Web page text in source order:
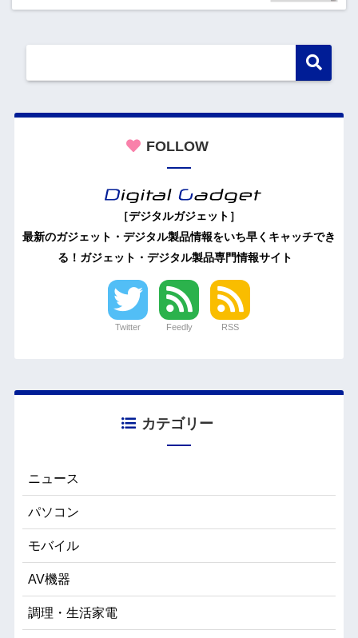
FOLLOW
［デジタルガジェット］
最新のガジェット・デジタル製品情報をいち早くキャッチでき
る！ガジェット・デジタル製品専門情報サイト
Twitter Feedly RSS
カテゴリー
ニュース
パソコン
モバイル
AV機器
調理・生活家電